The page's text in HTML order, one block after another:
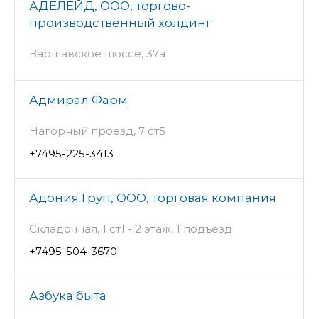
АДЕЛЕЙД, ООО, торгово-
производственный холдинг
Варшавское шоссе, 37а
Адмирал Фарм
Нагорный проезд, 7 ст5
+7495-225-3413
Адония Груп, ООО, торговая компания
Складочная, 1 ст1 - 2 этаж, 1 подъезд
+7495-504-3670
Азбука быта